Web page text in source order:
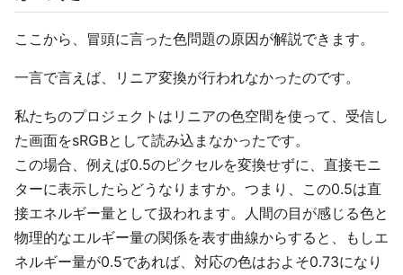
ここから、冒頭に言った色問題の原因が解説できます。
一言で言えば、リニア変換が行われなかったのです。
私たちのプロジェクトはリニアの色空間を使って、受信し
た画面をsRGBとして読み込まなかったです。
この場合、例えば0.5のピクセルを変換せずに、直接モニ
ターに表示したらどうなりますか。つまり、この0.5は直
接エネルギー量として扱われます。人間の目が感じる色と
物理的なエルギー量の関係を表す曲線からすると、もしエ
ネルギー量が0.5であれば、対応の色はおよそ0.73になり